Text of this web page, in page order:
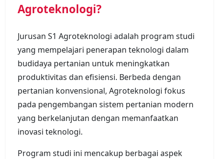
Agroteknologi?
Jurusan S1 Agroteknologi adalah program studi
yang mempelajari penerapan teknologi dalam
budidaya pertanian untuk meningkatkan
produktivitas dan efisiensi. Berbeda dengan
pertanian konvensional, Agroteknologi fokus
pada pengembangan sistem pertanian modern
yang berkelanjutan dengan memanfaatkan
inovasi teknologi.
Program studi ini mencakup berbagai aspek